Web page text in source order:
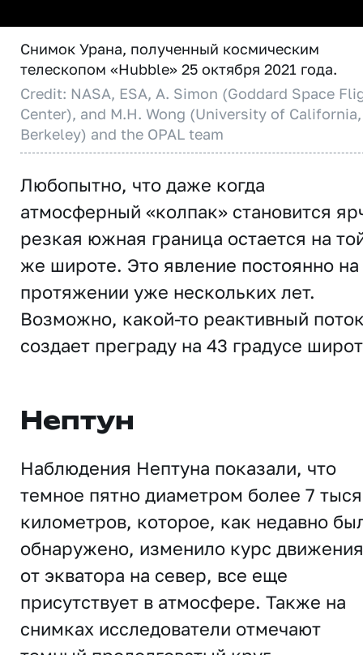
Снимок Урана, полученный космическим
телескопом «Hubble» 25 октября 2021 года.
Credit: NASA, ESA, A. Simon (Goddard Space
Center), and M.H. Wong (University of California,
Berkeley) and the OPAL team
Любопытно, что даже когда
атмосферный «колпак» становится
резкая южная граница остается на
же широте. Это явление постоянно на
протяжении уже нескольких лет.
Возможно, какой-то реактивный
создает преграду на 43 градусе
Нептун
Наблюдения Нептуна показали, что
темное пятно диаметром более 7
километров, которое, как недавно
обнаружено, изменило курс движения
от экватора на север, все еще
присутствует в атмосфере. Также на
снимках исследователи отмечают